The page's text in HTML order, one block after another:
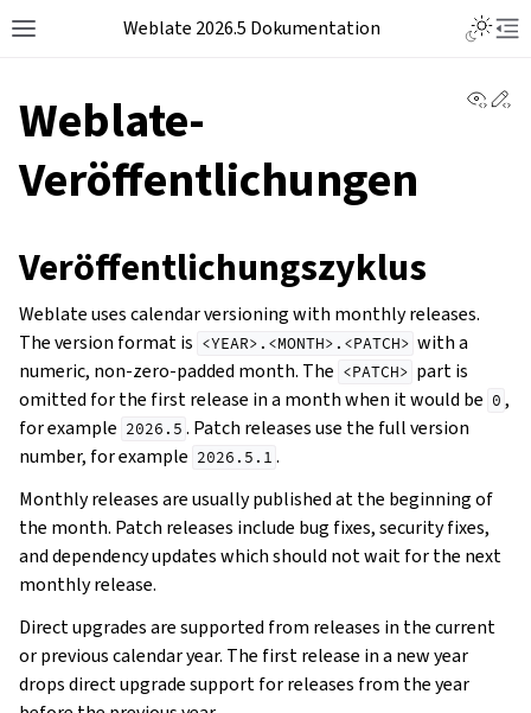
Weblate 2026.5 Dokumentation
Weblate-
Veröffentlichungen
Veröffentlichungszyklus
Weblate uses calendar versioning with monthly releases.
The version format is <YEAR>.<MONTH>.<PATCH> with a
numeric, non-zero-padded month. The <PATCH> part is
omitted for the first release in a month when it would be 0 ,
for example 2026.5 . Patch releases use the full version
number, for example 2026.5.1 .
Monthly releases are usually published at the beginning of
the month. Patch releases include bug fixes, security fixes,
and dependency updates which should not wait for the next
monthly release.
Direct upgrades are supported from releases in the current
or previous calendar year. The first release in a new year
drops direct upgrade support for releases from the year